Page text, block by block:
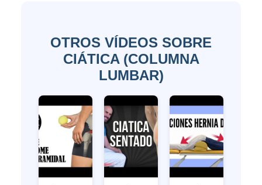
OTROS VÍDEOS SOBRE
CIÁTICA (COLUMNA
LUMBAR)